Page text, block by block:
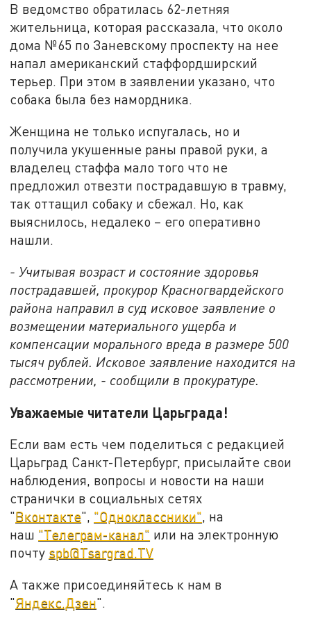
В ведомство обратилась 62-летняя
жительница, которая рассказала, что около
дома №65 по Заневскому проспекту на нее
напал американский стаффордширский
терьер. При этом в заявлении указано, что
собака была без намордника.
Женщина не только испугалась, но и
получила укушенные раны правой руки, а
владелец стаффа мало того что не
предложил отвезти пострадавшую в травму,
так оттащил собаку и сбежал. Но, как
выяснилось, недалеко – его оперативно
нашли.
- Учитывая возраст и состояние здоровья
пострадавшей, прокурор Красногвардейского
района направил в суд исковое заявление о
возмещении материального ущерба и
компенсации морального вреда в размере 500
тысяч рублей. Исковое заявление находится на
рассмотрении, - сообщили в прокуратуре.
Уважаемые читатели Царьграда!
Если вам есть чем поделиться с редакцией
Царьград Санкт-Петербург, присылайте свои
наблюдения, вопросы и новости на наши
странички в социальных сетях
"Вконтакте", "Одноклассники", на
наш "Телеграм-канал" или на электронную
почту spb@Tsargrad.TV
А также присоединяйтесь к нам в
"Яндекс.Дзен".